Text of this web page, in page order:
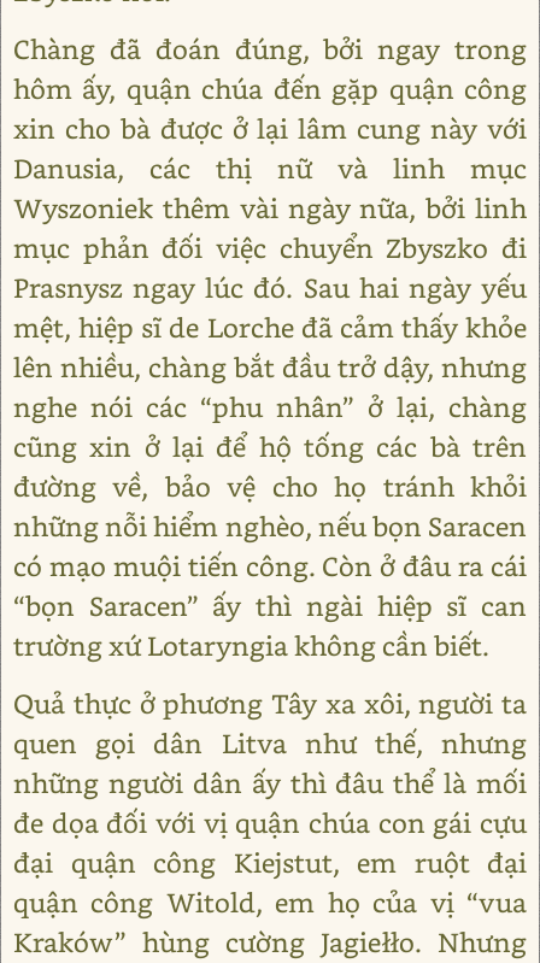
Chàng đã đoán đúng, bởi ngay trong
hôm ấy, quận chúa đến gặp quận công
xin cho bà được ở lại lâm cung này với
Danusia, các thị nữ và linh mục
Wyszoniek thêm vài ngày nữa, bởi linh
mục phản đối việc chuyển Zbyszko đi
Prasnysz ngay lúc đó. Sau hai ngày yếu
mệt, hiệp sĩ de Lorche đã cảm thấy khỏe
lên nhiều, chàng bắt đầu trở dậy, nhưng
nghe nói các “phu nhân” ở lại, chàng
cũng xin ở lại để hộ tống các bà trên
đường về, bảo vệ cho họ tránh khỏi
những nỗi hiểm nghèo, nếu bọn Saracen
có mạo muội tiến công. Còn ở đâu ra cái
“bọn Saracen” ấy thì ngài hiệp sĩ can
trường xứ Lotaryngia không cần biết.
Quả thực ở phương Tây xa xôi, người ta
quen gọi dân Litva như thế, nhưng
những người dân ấy thì đâu thể là mối
đe dọa đối với vị quận chúa con gái cựu
đại quận công Kiejstut, em ruột đại
quận công Witold, em họ của vị “vua
Kraków” hùng cường Jagiełło. Nhưng